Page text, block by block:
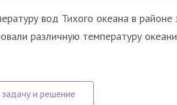
вод Тихого океана в районе
различную температуру